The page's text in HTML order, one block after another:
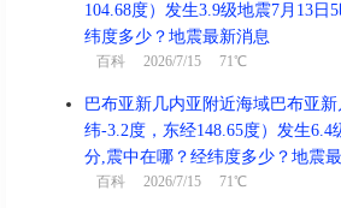
104.68度）发生3.9级地震7月13日
纬度多少？地震最新消息
百科 2026/7/15 71℃
巴布亚新几内亚附近海域巴布亚
纬-3.2度，东经148.65度）发生6.4
分,震中在哪？经纬度多少？地震
百科 2026/7/15 71℃